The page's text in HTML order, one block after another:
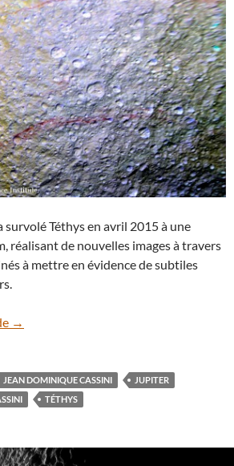
survolé Téthys en avril 2015 à une
réalisant de nouvelles images à travers
à mettre en évidence de subtiles
De mystérieuses lignes rouges sur le
→
JEAN DOMINIQUE CASSINI
JUPITER
TÉTHYS